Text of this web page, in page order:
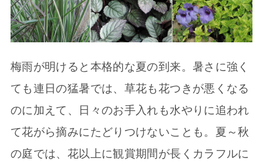
梅雨が明けると本格的な夏の到来。暑さに強く
ても連日の猛暑では、草花も花つきが悪くなる
のに加えて、日々のお手入れも水やりに追われ
て花がら摘みにたどりつけないことも。夏～秋
の庭では、花以上に観賞期間が長くカラフルに